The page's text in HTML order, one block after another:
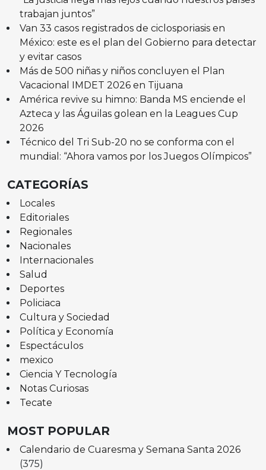
trabajan juntos”
Van 33 casos registrados de ciclosporiasis en
México: este es el plan del Gobierno para detectar
y evitar casos
Más de 500 niñas y niños concluyen el Plan
Vacacional IMDET 2026 en Tijuana
América revive su himno: Banda MS enciende el
Azteca y las Águilas golean en la Leagues Cup
2026
Técnico del Tri Sub-20 no se conforma con el
mundial: “Ahora vamos por los Juegos Olímpicos”
CATEGORÍAS
Locales
Editoriales
Regionales
Nacionales
Internacionales
Salud
Deportes
Policiaca
Cultura y Sociedad
Política y Economía
Espectáculos
mexico
Ciencia Y Tecnología
Notas Curiosas
Tecate
MOST POPULAR
Calendario de Cuaresma y Semana Santa 2026
(375)